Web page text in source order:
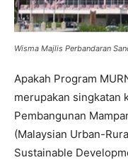
Wisma Majlis Perbandaran
Apakah Program
merupakan singkatan
Pembangunan
(Malaysian Urban-
Sustainable